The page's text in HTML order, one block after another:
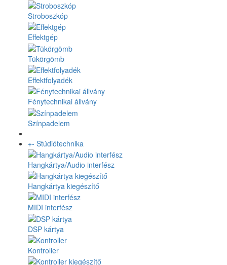
Stroboszkóp
Effektgép
Tükörgömb
Effektfolyadék
Fénytechnikai állvány
Színpadelem
+- Stúdiótechnika
Hangkártya/Audio interfész
Hangkártya kiegészítő
MIDI interfész
DSP kártya
Kontroller